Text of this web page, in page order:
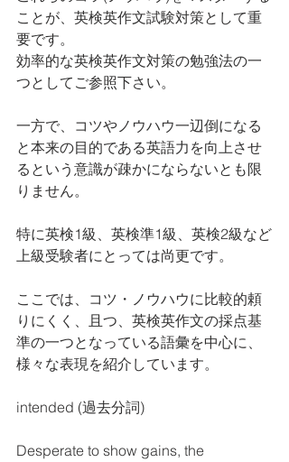
ことが、英検英作文試験対策として重
要です。
効率的な英検英作文対策の勉強法の一
つとしてご参照下さい。
一方で、コツやノウハウ一辺倒になる
と本来の目的である英語力を向上させ
るという意識が疎かにならないとも限
りません。
特に英検1級、英検準1級、英検2級など
上級受験者にとっては尚更です。
ここでは、コツ・ノウハウに比較的頼
りにくく、且つ、英検英作文の採点基
準の一つとなっている語彙を中心に、
様々な表現を紹介しています。
intended (過去分詞)
Desperate to show gains, the